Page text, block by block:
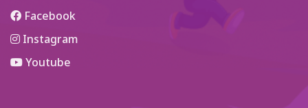
Facebook
Instagram
Youtube